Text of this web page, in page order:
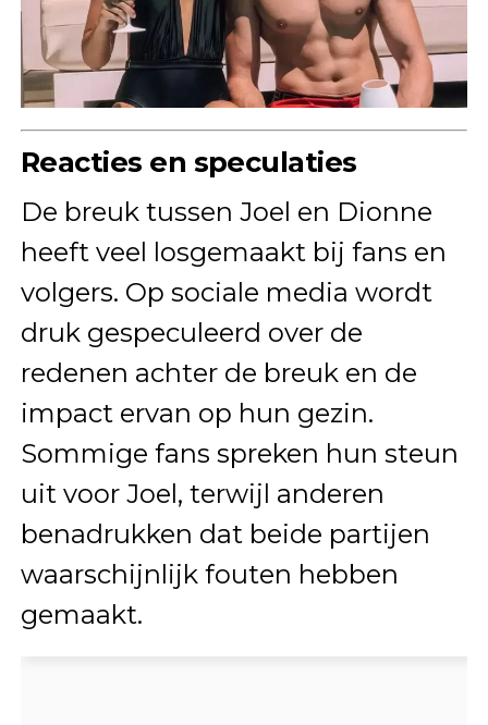
Reacties en speculaties
De breuk tussen Joel en Dionne
heeft veel losgemaakt bij fans en
volgers. Op sociale media wordt
druk gespeculeerd over de
redenen achter de breuk en de
impact ervan op hun gezin.
Sommige fans spreken hun steun
uit voor Joel, terwijl anderen
benadrukken dat beide partijen
waarschijnlijk fouten hebben
gemaakt.